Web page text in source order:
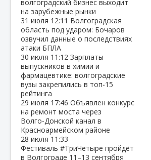
волгоградский бизнес выходит
на зарубежные рынки
31 июля 12:11 Волгоградская
область под ударом: Бочаров
озвучил данные о последствиях
атаки БПЛА
30 июля 11:12 Зарплаты
выпускников в химии и
фармацевтике: волгоградские
вузы закрепились в топ‑15
рейтинга
29 июля 17:46 Объявлен конкурс
на ремонт моста через
Волго‑Донской канал в
Красноармейском районе
28 июля 11:33
Фестиваль #ТриЧетыре пройдёт
в Волгограде 11–13 сентября